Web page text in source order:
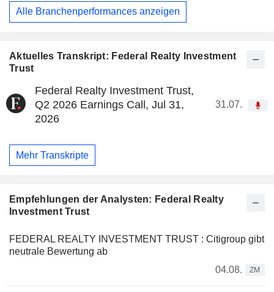
Aktuelles Transkript: Federal Realty Investment
Trust
Federal Realty Investment Trust,
Q2 2026 Earnings Call, Jul 31,
2026
31.07.
Mehr Transkripte
Empfehlungen der Analysten: Federal Realty
Investment Trust
FEDERAL REALTY INVESTMENT TRUST : Citigroup gibt
neutrale Bewertung ab
04.08.
ZM
Alle Branchenperformances anzeigen